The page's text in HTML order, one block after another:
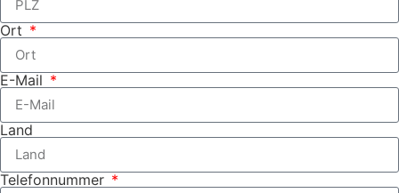
Ort
E-Mail
Land
Telefonnummer